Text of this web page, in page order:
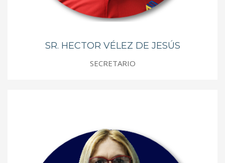
SR. HECTOR VÉLEZ DE JESÚS
SECRETARIO